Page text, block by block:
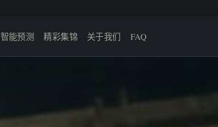
智能预测 精彩集锦 关于我们 FAQ